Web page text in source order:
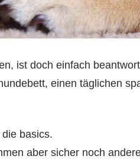
ist doch einfach
einen täglichen
basics.
aber sicher noch